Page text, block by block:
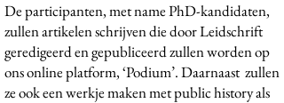
De participanten, met name PhD-kandidaten,
zullen artikelen schrijven die door Leidschrift
geredigeerd en gepubliceerd zullen worden op
ons online platform, ‘Podium’. Daarnaast zullen
ze ook een werkje maken met public history als